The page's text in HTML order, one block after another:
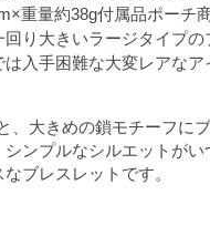
重量約38g付属品ポーチ
回り大きいラージタイプ
は入手困難な大変レアなア
、大きめの鎖モチーフに
シンプルなシルエットが
ブレスレットです。